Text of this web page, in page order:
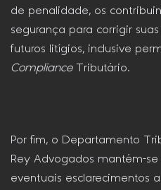
de penalidade, os
segurança para corrigir
futuros litígios, inclusive
ComplianceTributário.
Por fim, o Departamento
Rey Advogados mantém-
eventuais esclarecimentos